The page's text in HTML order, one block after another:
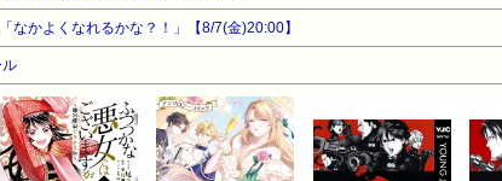
なかよくなれるかな？！」【8/7(金)20:00】
ル